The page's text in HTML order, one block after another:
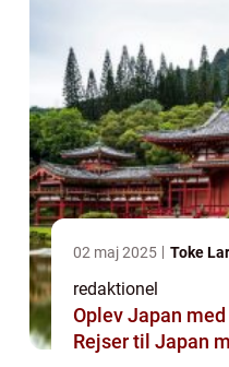
02 maj 2025 Toke
redaktionel
Oplev Japan
Rejser til Japan